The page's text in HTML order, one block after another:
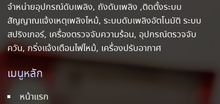
จำหน่ายอุปกรณ์ดับเพลิง, ถังดับเพลิง ,ติดตั้งระบบ
สัญญาณแจ้งเหตุเพลิงไหม้, ระบบดับเพลิงอัตโนมัติ ระบบ
สปริงเกอร์, เครื่องตรวจจับความร้อน, อุปกรณ์ตรวจจับ
ควัน, กริ่งแจ้งเตือนไฟไหม้, เครื่องปรับอากาศ
เมนูหลัก
หน้าแรก